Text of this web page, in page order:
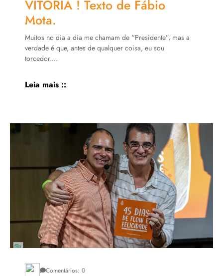
VITÓRIA ! Texto de Fábio
Mota.
Muitos no dia a dia me chamam de “Presidente”, mas a
verdade é que, antes de qualquer coisa, eu sou
torcedor....
Leia mais ::
Comentários: 0